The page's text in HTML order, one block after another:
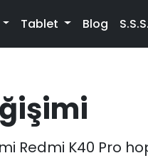
Tablet Blog S.S.S.
Redmi K40 Pro